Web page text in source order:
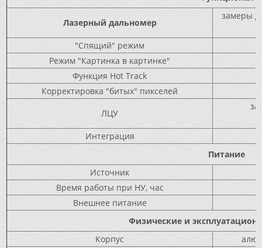
Лазерный дальномер
замеры
"Спящий" режим
Режим "Картинка в картинке"
Функция Hot Track
Корректировка "битых" пикселей
ЛЦУ
Интеграция
Питание
Источник
Время работы при НУ, час
Внешнее питание
Физические и
Корпус